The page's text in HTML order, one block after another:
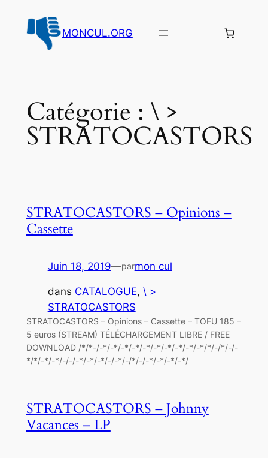
contenu
MONCUL.ORG
Catégorie : \ >
STRATOCASTORS
STRATOCASTORS – Opinions –
Cassette
Juin 18, 2019—parmon cul
dans CATALOGUE, \ >
STRATOCASTORS
STRATOCASTORS – Opinions – Cassette – TOFU 185 –
5 euros (STREAM) TÉLÉCHARGEMENT LIBRE / FREE
DOWNLOAD /*/*-/-*/-*/-*/-*/-*/-*/-*/-*/-*/-*/*/-/*/-/-
*/*/-*/-*/-/-/-*/-*/-*/-/-*/-/*/-/-*/-*/-*/-*/
STRATOCASTORS – Johnny
Vacances – LP